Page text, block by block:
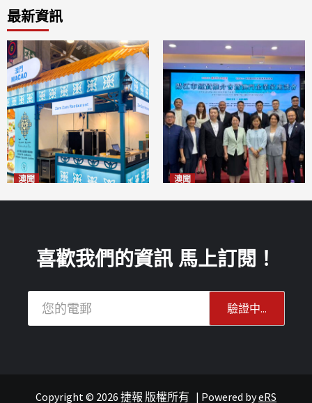
最新資訊
澳聞 澳聞
喜歡我們的資訊 馬上訂閱！
Copyright © 2026 捷報 版權所有 | Powered byeRS